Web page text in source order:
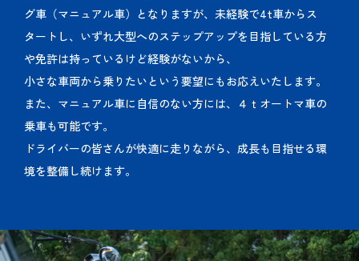
グ車（マニュアル車）となりますが、未経験で4t車からス
タートし、いずれ大型へのステップアップを目指している方
や免許は持っているけど経験がないから、
小さな車両から乗りたいという要望にもお応えいたします。
また、マニュアル車に自信のない方には、４ｔオートマ車の
乗車も可能です。
ドライバーの皆さんが快適に走りながら、成長も目指せる環
境を整備し続けます。